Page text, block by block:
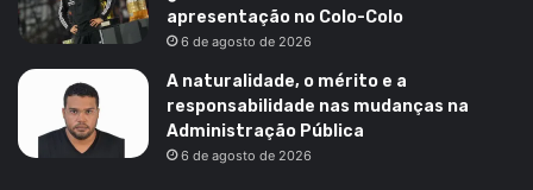
apresentação no Colo-Colo
6 de agosto de 2026
A naturalidade, o mérito e a
responsabilidade nas mudanças na
Administração Pública
6 de agosto de 2026